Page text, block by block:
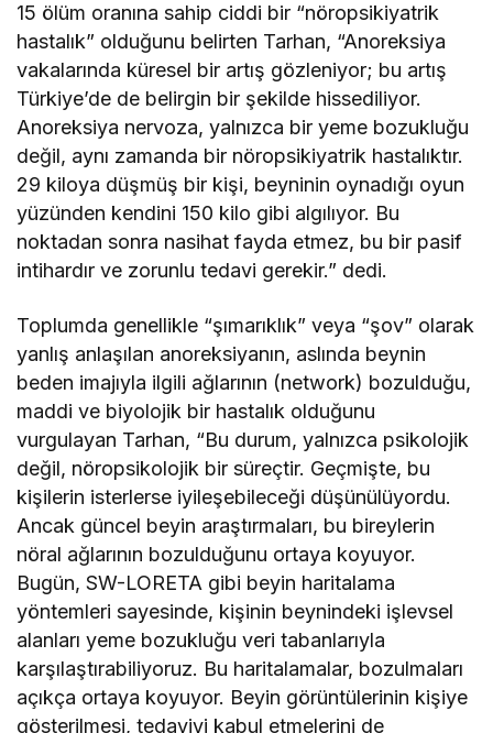
15 ölüm oranına sahip ciddi bir “nöropsikiyatrik
hastalık” olduğunu belirten Tarhan, “Anoreksiya
vakalarında küresel bir artış gözleniyor; bu artış
Türkiye’de de belirgin bir şekilde hissediliyor.
Anoreksiya nervoza, yalnızca bir yeme bozukluğu
değil, aynı zamanda bir nöropsikiyatrik hastalıktır.
29 kiloya düşmüş bir kişi, beyninin oynadığı oyun
yüzünden kendini 150 kilo gibi algılıyor. Bu
noktadan sonra nasihat fayda etmez, bu bir pasif
intihardır ve zorunlu tedavi gerekir.” dedi.
Toplumda genellikle “şımarıklık” veya “şov” olarak
yanlış anlaşılan anoreksiyanın, aslında beynin
beden imajıyla ilgili ağlarının (network) bozulduğu,
maddi ve biyolojik bir hastalık olduğunu
vurgulayan Tarhan, “Bu durum, yalnızca psikolojik
değil, nöropsikolojik bir süreçtir. Geçmişte, bu
kişilerin isterlerse iyileşebileceği düşünülüyordu.
Ancak güncel beyin araştırmaları, bu bireylerin
nöral ağlarının bozulduğunu ortaya koyuyor.
Bugün, SW-LORETA gibi beyin haritalama
yöntemleri sayesinde, kişinin beynindeki işlevsel
alanları yeme bozukluğu veri tabanlarıyla
karşılaştırabiliyoruz. Bu haritalamalar, bozulmaları
açıkça ortaya koyuyor. Beyin görüntülerinin kişiye
gösterilmesi, tedaviyi kabul etmelerini de